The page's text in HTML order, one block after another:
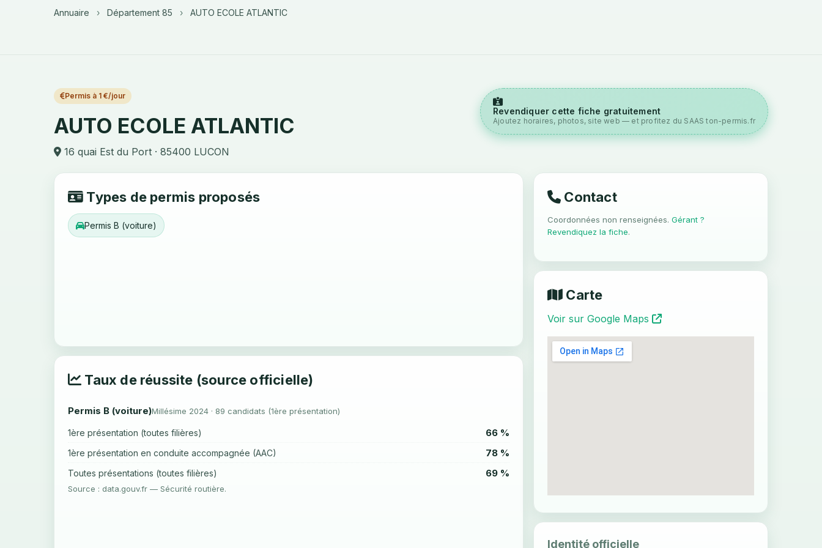
Annuaire › Département 85 › AUTO ECOLE ATLANTIC
Permis à 1 €/jour
AUTO ECOLE ATLANTIC
16 quai Est du Port · 85400 LUCON
Revendiquer cette fiche gratuitement
Ajoutez horaires, photos, site web — et profitez du SAAS ton-permis.fr
Types de permis proposés
Permis B (voiture)
Taux de réussite (source officielle)
Permis B (voiture)Millésime 2024 · 89 candidats (1ère présentation)
1ère présentation (toutes filières) 66 %
1ère présentation en conduite accompagnée (AAC) 78 %
Toutes présentations (toutes filières) 69 %
Source : data.gouv.fr — Sécurité routière.
Contact
Coordonnées non renseignées. Gérant ?
Revendiquez la fiche.
Carte
Voir sur Google Maps
Identité officielle